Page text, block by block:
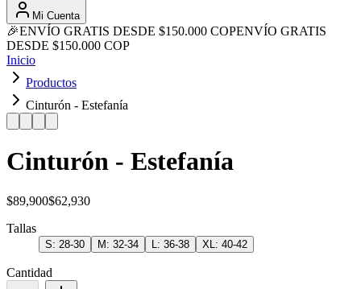
Mi Cuenta
🎉ENVÍO GRATIS DESDE $150.000 COPENVÍO GRATIS
DESDE $150.000 COP
Inicio
Productos
Cinturón - Estefanía
Cinturón - Estefanía
$89,900$62,930
Tallas
S: 28-30 M: 32-34 L: 36-38 XL: 40-42
Cantidad